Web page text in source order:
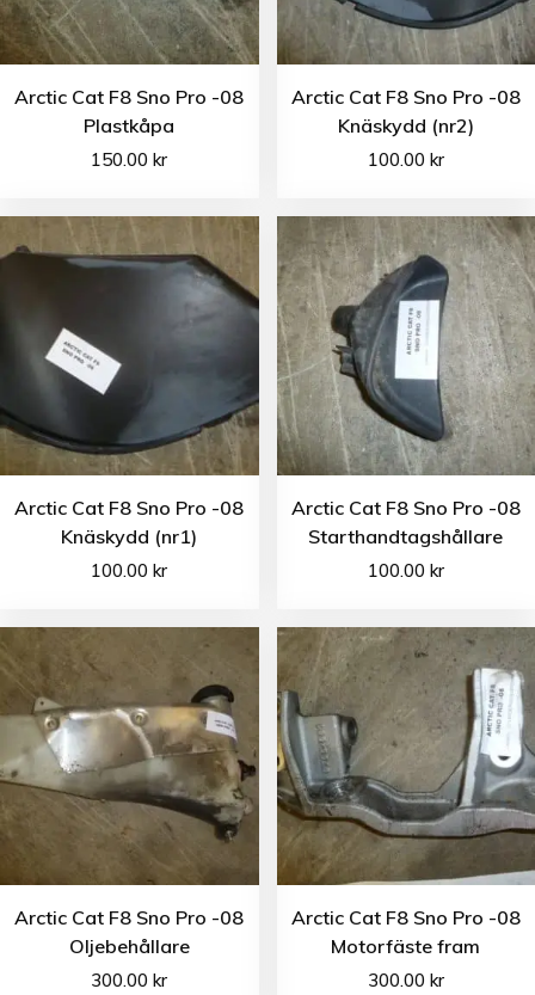
Arctic Cat F8 Sno Pro -08
Plastkåpa
150.00kr
Arctic Cat F8 Sno Pro -08
Knäskydd (nr2)
100.00 kr
Arctic Cat F8 Sno Pro -08
Knäskydd (nr1)
100.00kr
Arctic Cat F8 Sno Pro -08
Starthandtagshållare
100.00 kr
Arctic Cat F8 Sno Pro -08
Oljebehållare
300.00kr
Arctic Cat F8 Sno Pro -08
Motorfäste fram
300.00 kr